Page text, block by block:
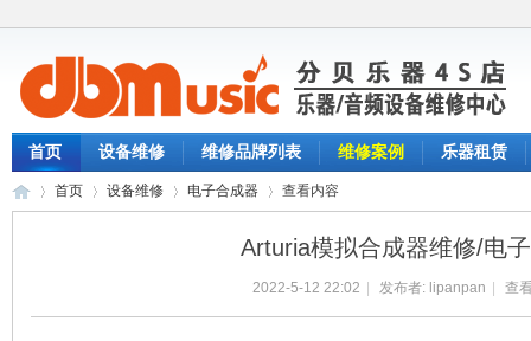
首页 设备维修 维修品牌列表 维修案例 乐器租赁
首页 设备维修 电子合成器
›
查看内容
Arturia模拟合成器维修/电
2022-5-12 22:02 发布者: lipanpan 查